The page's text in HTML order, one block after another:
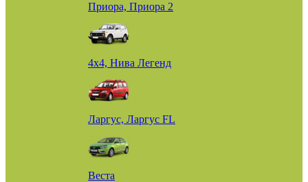
Приора, Приора 2
4х4, Нива Легенд
Ларгус, Ларгус FL
Веста